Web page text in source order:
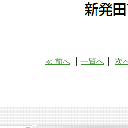
≪ 前へ 一覧へ 次